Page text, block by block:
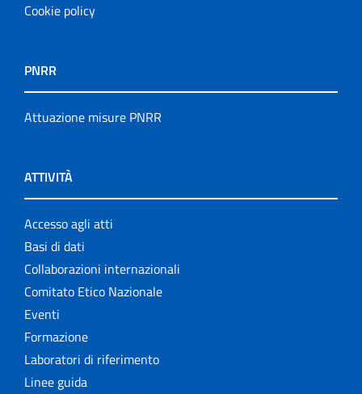
Cookie policy
PNRR
Attuazione misure PNRR
ATTIVITÀ
Accesso agli atti
Basi di dati
Collaborazioni internazionali
Comitato Etico Nazionale
Eventi
Formazione
Laboratori di riferimento
Linee guida